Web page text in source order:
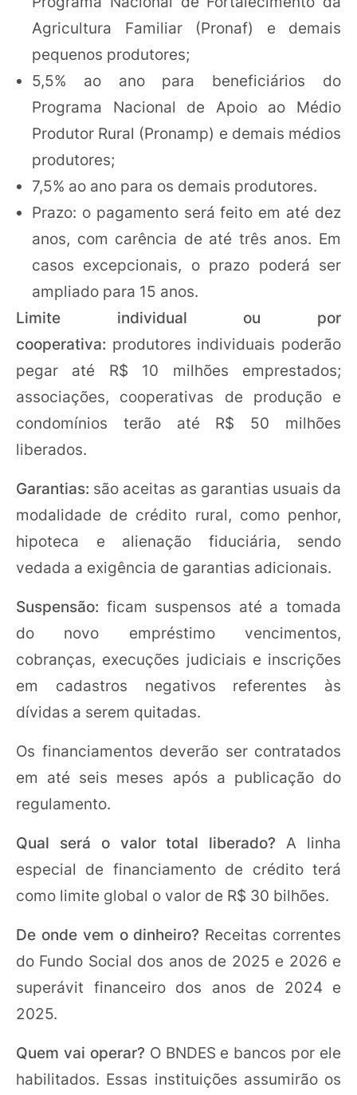
Agricultura Familiar (Pronaf) e demais
pequenos produtores;
5,5% ao ano para beneficiários do
Programa Nacional de Apoio ao Médio
Produtor Rural (Pronamp) e demais médios
produtores;
7,5% ao ano para os demais produtores.
Prazo: o pagamento será feito em até dez
anos, com carência de até três anos. Em
casos excepcionais, o prazo poderá ser
ampliado para 15 anos.
Limite individual ou por
cooperativa: produtores individuais poderão
pegar até R$ 10 milhões emprestados;
associações, cooperativas de produção e
condomínios terão até R$ 50 milhões
liberados.
Garantias: são aceitas as garantias usuais da
modalidade de crédito rural, como penhor,
hipoteca e alienação fiduciária, sendo
vedada a exigência de garantias adicionais.
Suspensão: ficam suspensos até a tomada
do novo empréstimo vencimentos,
cobranças, execuções judiciais e inscrições
em cadastros negativos referentes às
dívidas a serem quitadas.
Os financiamentos deverão ser contratados
em até seis meses após a publicação do
regulamento.
Qual será o valor total liberado?A linha
especial de financiamento de crédito terá
como limite global o valor de R$ 30 bilhões.
De onde vem o dinheiro? Receitas correntes
do Fundo Social dos anos de 2025 e 2026 e
superávit financeiro dos anos de 2024 e
2025.
Quem vai operar? O BNDES e bancos por ele
habilitados. Essas instituições assumirão os